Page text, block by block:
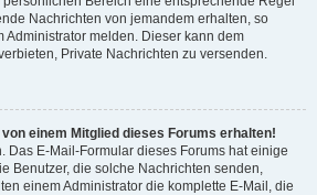
Nachrichten von jemandem erhalten, so
Administrator melden. Dieser kann dem
Private Nachrichten zu versenden.
von einem Mitglied dieses Forums erhalten!
Das E-Mail-Formular dieses Forums hat einige
Benutzer, die solche Nachrichten senden,
einem Administrator die komplette E-Mail, die